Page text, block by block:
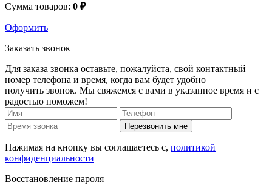
Сумма товаров: 0 ₽
Оформить
Заказать звонок
Для заказа звонка оставьте, пожалуйста, свой контактный
номер телефона и время, когда вам будет удобно
получить звонок. Мы свяжемся с вами в указанное время и с
радостью поможем!
Перезвонить мне
Нажимая на кнопку вы соглашаетесь с, политикой
конфиденциальности
Восстановление пароля